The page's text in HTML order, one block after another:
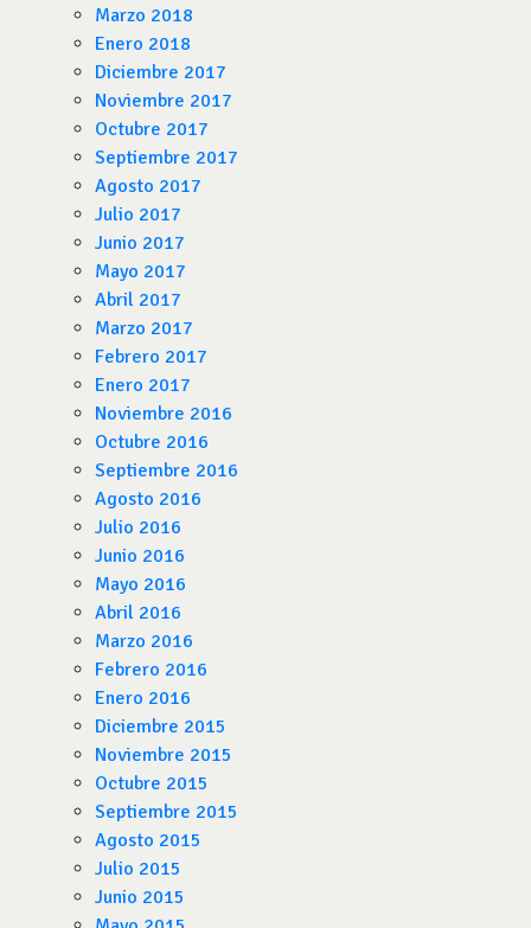
Marzo 2018
Enero 2018
Diciembre 2017
Noviembre 2017
Octubre 2017
Septiembre 2017
Agosto 2017
Julio 2017
Junio 2017
Mayo 2017
Abril 2017
Marzo 2017
Febrero 2017
Enero 2017
Noviembre 2016
Octubre 2016
Septiembre 2016
Agosto 2016
Julio 2016
Junio 2016
Mayo 2016
Abril 2016
Marzo 2016
Febrero 2016
Enero 2016
Diciembre 2015
Noviembre 2015
Octubre 2015
Septiembre 2015
Agosto 2015
Julio 2015
Junio 2015